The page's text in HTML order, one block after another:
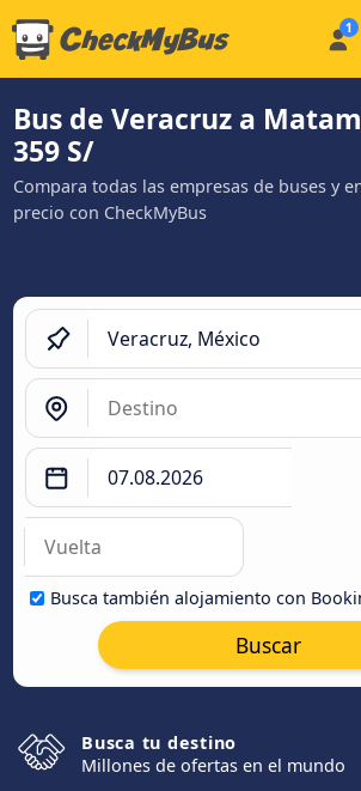
Bus de Veracruz a
359 S/
Compara todas las empresas de buses y
precio con CheckMyBus
Busca también alojamiento con
Buscar
Busca tu destino
Millones de ofertas en el mundo